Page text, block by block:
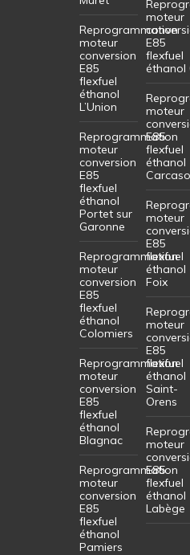
Reprogrammation
moteur
conversion
E85
flexfuel
éthanol
L’Union
Reprogrammation
moteur
conversion
E85
flexfuel
éthanol
Portet sur
Garonne
Reprogrammation
moteur
conversion
E85
flexfuel
éthanol
Colomiers
Reprogrammation
moteur
conversion
E85
flexfuel
éthanol
Blagnac
Reprogrammation
moteur
conversion
E85
flexfuel
éthanol
Pamiers
moteur
E85
flexfuel
éthanol
moteur
E85
flexfuel
éthanol
moteur
E85
flexfuel
éthanol
Foix
moteur
E85
flexfuel
éthanol
Saint-
Orens
moteur
E85
flexfuel
éthanol
Labège